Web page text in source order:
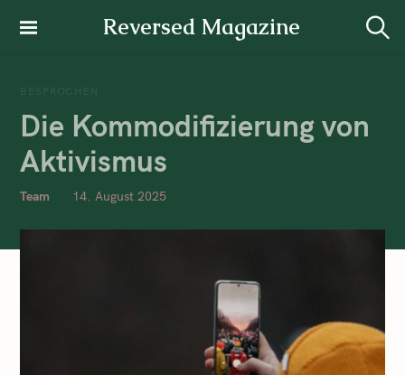
Reversed Magazine
Die Kommodifizierung von
Aktivismus
Team 14. August 2025